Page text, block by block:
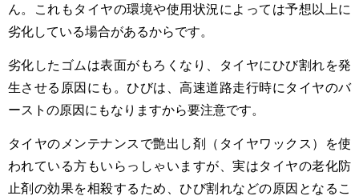
ん。これもタイヤの環境や使用状況によっては予想以上に
劣化している場合があるからです。
劣化したゴムは表面がもろくなり、タイヤにひび割れを発
生させる原因にも。ひびは、高速道路走行時にタイヤのバ
ーストの原因にもなりますから要注意です。
タイヤのメンテナンスで艶出し剤（タイヤワックス）を使
われている方もいらっしゃいますが、実はタイヤの老化防
止剤の効果を相殺するため、ひび割れなどの原因となるこ